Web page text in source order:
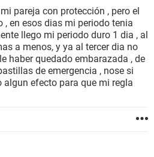
pareja con protección , pero el
, en esos dias mi periodo tenia
llego mi periodo duro 1 dia , al
a menos, y ya al tercer dia no
haber quedado embarazada , de
de emergencia , nose si
efecto para que mi regla